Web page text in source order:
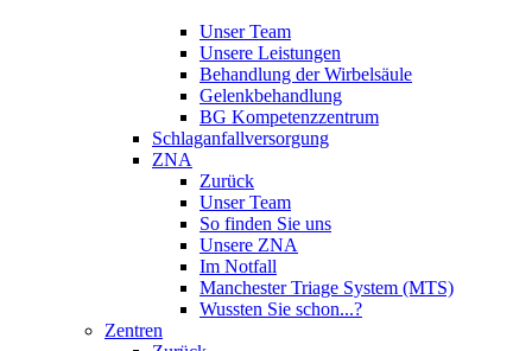
Unser Team
Unsere Leistungen
Behandlung der Wirbelsäule
Gelenkbehandlung
BG Kompetenzzentrum
Schlaganfallversorgung
ZNA
Zurück
Unser Team
So finden Sie uns
Unsere ZNA
Im Notfall
Manchester Triage System (MTS)
Wussten Sie schon...?
Zentren